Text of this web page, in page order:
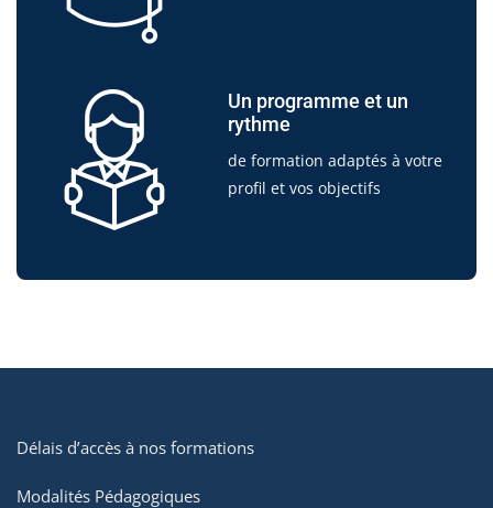
Un programme et un
rythme
de formation adaptés à votre
profil et vos objectifs
Délais d’accès à nos formations
Modalités Pédagogiques